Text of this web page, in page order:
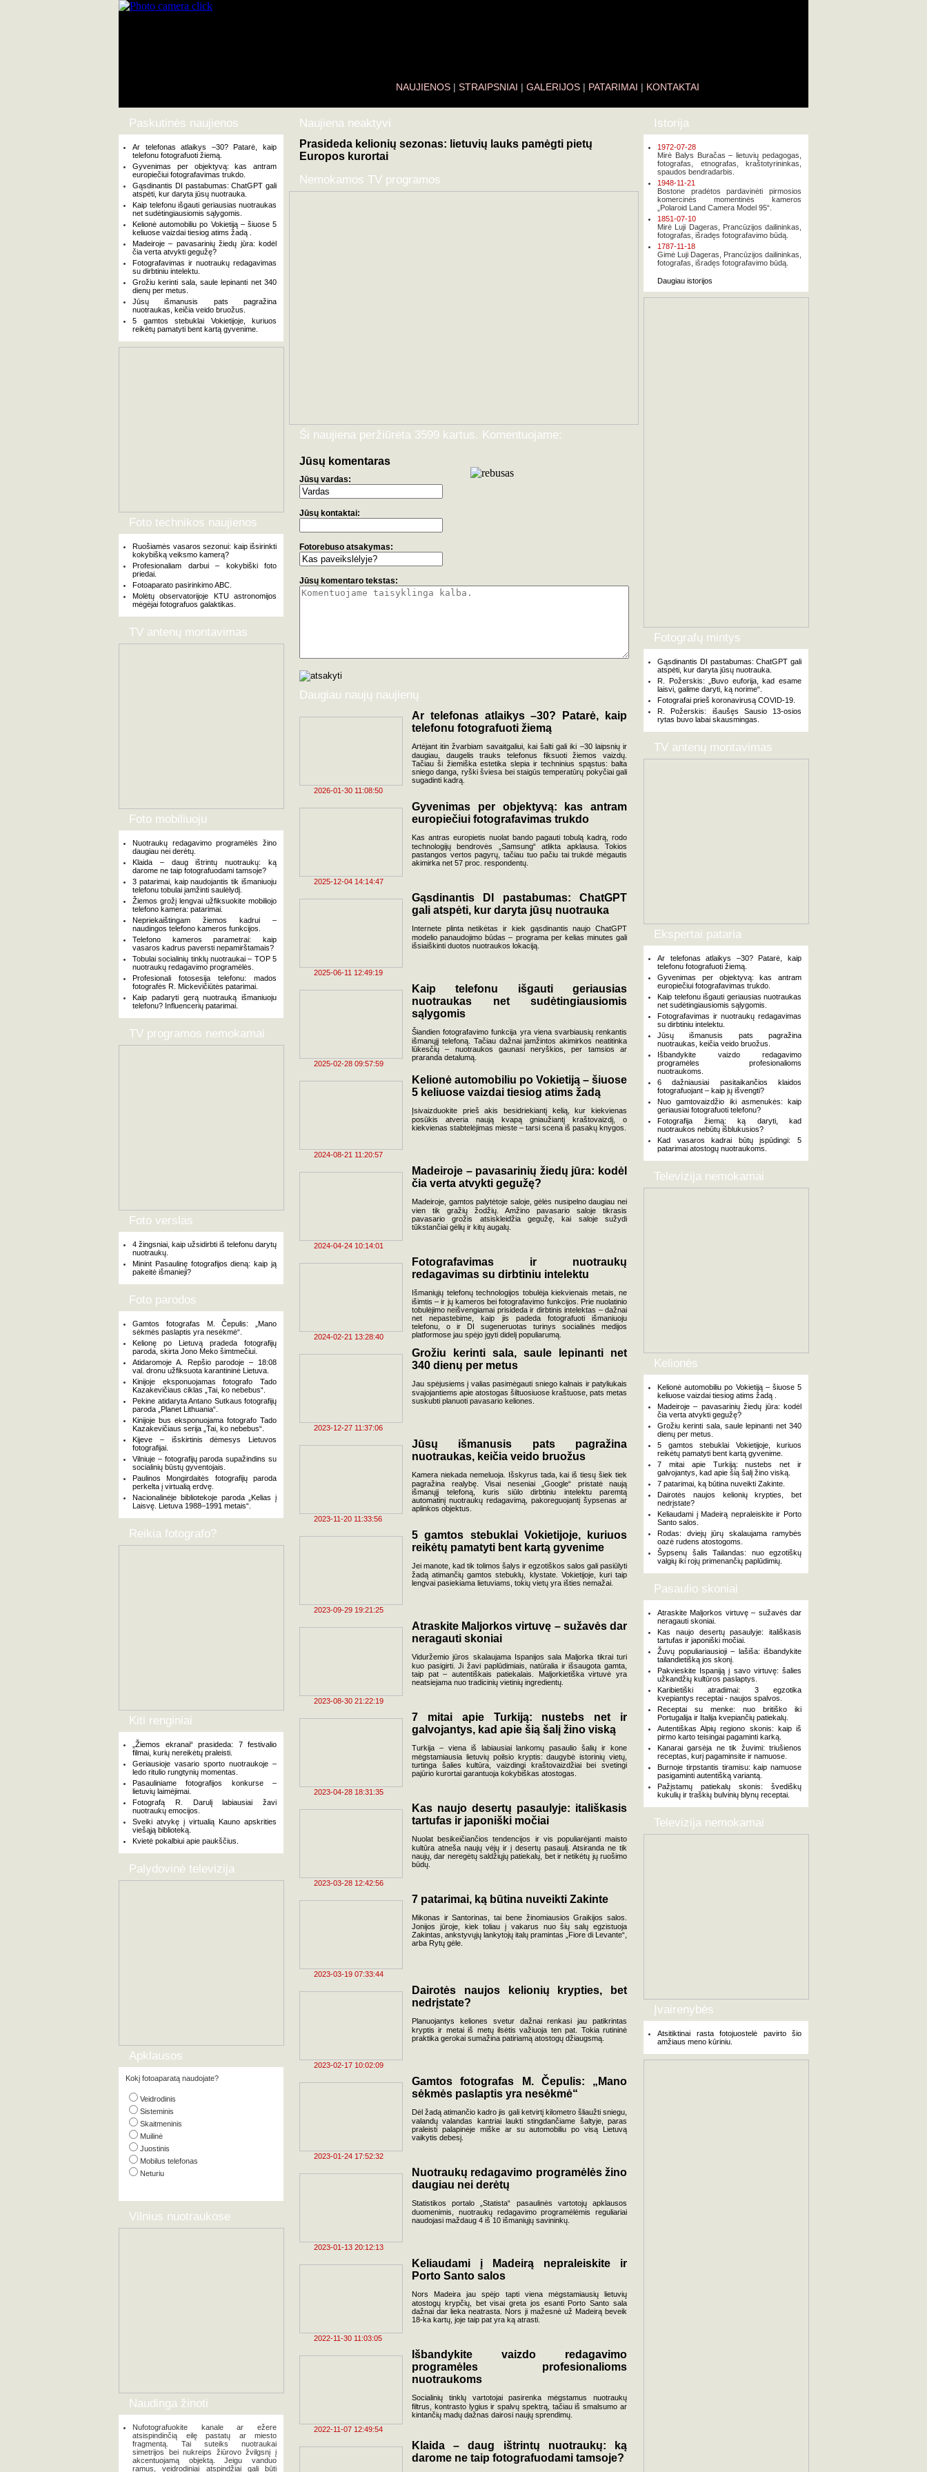
NAUJIENOS| STRAIPSNIAI | GALERIJOS| PATARIMAI | KONTAKTAI
Paskutinės naujienos
Ar telefonas atlaikys –30? Patarė, kaip
telefonu fotografuoti žiemą.
Gyvenimas per objektyvą: kas antram
europiečiui fotografavimas trukdo.
Gąsdinantis DI pastabumas: ChatGPT gali
atspėti, kur daryta jūsų nuotrauka.
Kaip telefonu išgauti geriausias nuotraukas
net sudėtingiausiomis sąlygomis.
Kelionė automobiliu po Vokietiją – šiuose 5
keliuose vaizdai tiesiog atims žadą .
Madeiroje – pavasarinių žiedų jūra: kodėl
čia verta atvykti gegužę?
Fotografavimas ir nuotraukų redagavimas
su dirbtiniu intelektu.
Grožiu kerinti sala, saule lepinanti net 340
dienų per metus.
Jūsų išmanusis pats pagražina
nuotraukas, keičia veido bruožus.
5 gamtos stebuklai Vokietijoje, kuriuos
reikėtų pamatyti bent kartą gyvenime.
Foto technikos naujienos
Ruošiamės vasaros sezonui: kaip išsirinkti
kokybišką veiksmo kamerą?
Profesionaliam darbui – kokybiški foto
priedai.
Fotoaparato pasirinkimo ABC.
Molėtų observatorijoje KTU astronomijos
mėgėjai fotografuos galaktikas.
TV antenų montavimas
Foto mobiliuoju
Nuotraukų redagavimo programėlės žino
daugiau nei derėtų.
Klaida – daug ištrintų nuotraukų: ką
darome ne taip fotografuodami tamsoje?
3 patarimai, kaip naudojantis tik išmaniuoju
telefonu tobulai įamžinti saulėlydį.
Žiemos grožį lengvai užfiksuokite mobiliojo
telefono kamera: patarimai.
Nepriekaištingam žiemos kadrui –
naudingos telefono kameros funkcijos.
Telefono kameros parametrai: kaip
vasaros kadrus paversti nepamirštamais?
Tobulai socialinių tinklų nuotraukai – TOP 5
nuotraukų redagavimo programėlės.
Profesionali fotosesija telefonu: mados
fotografės R. Mickevičiūtės patarimai.
Kaip padaryti gerą nuotrauką išmaniuoju
telefonu? Influencerių patarimai.
TV programos nemokamai
Foto verslas
4 žingsniai, kaip užsidirbti iš telefonu darytų
nuotraukų.
Minint Pasaulinę fotografijos dieną: kaip ją
pakeitė išmanieji?
Foto parodos
Gamtos fotografas M. Čepulis: „Mano
sėkmės paslaptis yra nesėkmė“.
Kelionę po Lietuvą pradeda fotografijų
paroda, skirta Jono Meko šimtmečiui.
Atidaromoje A. Repšio parodoje – 18:08
val. dronu užfiksuota karantininė Lietuva.
Kinijoje eksponuojamas fotografo Tado
Kazakevičiaus ciklas „Tai, ko nebebus“.
Pekine atidaryta Antano Sutkaus fotografijų
paroda „Planet Lithuania“.
Kinijoje bus eksponuojama fotografo Tado
Kazakevičiaus serija „Tai, ko nebebus“.
Kijeve – išskirtinis dėmesys Lietuvos
fotografijai.
Vilniuje – fotografijų paroda supažindins su
socialinių būstų gyventojais.
Paulinos Mongirdaitės fotografijų paroda
perkelta į virtualią erdvę.
Nacionalinėje bibliotekoje paroda „Kelias į
Laisvę. Lietuva 1988–1991 metais“.
Reikia fotografo?
Kiti renginiai
„Žiemos ekranai“ prasideda: 7 festivalio
filmai, kurių nereikėtų praleisti.
Geriausioje vasario sporto nuotraukoje –
ledo ritulio rungtynių momentas.
Pasauliniame fotografijos konkurse –
lietuvių laimėjimai.
Fotografą R. Darulį labiausiai žavi
nuotraukų emocijos.
Sveiki atvykę į virtualią Kauno apskrities
viešąją biblioteką.
Kvietė pokalbiui apie paukščius.
Palydovinė televizija
Apklausos
Kokį fotoaparatą naudojate?
Veidrodinis
Sisteminis
Skaitmeninis
Muilinė
Juostinis
Mobilus telefonas
Neturiu
Vilnius nuotraukose
Naudinga žinoti
Nufotografuokite kanale ar ežere
atsispindinčią eilę pastatų ar miesto
fragmentą. Tai suteiks nuotraukai
simetrijos bei nukreips žiūrovo žvilgsnį į
akcentuojamą objektą. Jeigu vanduo
ramus, veidrodiniai atspindžiai gali būti
Naujiena neaktyvi
Prasideda kelionių sezonas: lietuvių lauks pamėgti pietų
Europos kurortai
Nemokamos TV programos
Ši naujiena peržiūrėta 3599 kartus. Komentuojame:
Jūsų komentaras
Jūsų vardas:
Jūsų kontaktai:
Fotorebuso atsakymas:
Jūsų komentaro tekstas:
Daugiau naujų naujienų
2026-01-30 11:08:50
Ar telefonas atlaikys –30? Patarė, kaip
telefonu fotografuoti žiemą
Artėjant itin žvarbiam savaitgaliui, kai šalti gali iki –30 laipsnių ir
daugiau, daugelis trauks telefonus fiksuoti žiemos vaizdų.
Tačiau ši žiemiška estetika slepia ir techninius spąstus: balta
sniego danga, ryški šviesa bei staigūs temperatūrų pokyčiai gali
sugadinti kadrą.
2025-12-04 14:14:47
Gyvenimas per objektyvą: kas antram
europiečiui fotografavimas trukdo
Kas antras europietis nuolat bando pagauti tobulą kadrą, rodo
technologijų bendrovės „Samsung“ atlikta apklausa. Tokios
pastangos vertos pagyrų, tačiau tuo pačiu tai trukdė mėgautis
akimirka net 57 proc. respondentų.
2025-06-11 12:49:19
Gąsdinantis DI pastabumas: ChatGPT
gali atspėti, kur daryta jūsų nuotrauka
Internete plinta netikėtas ir kiek gąsdinantis naujo ChatGPT
modelio panaudojimo būdas – programa per kelias minutes gali
išsiaiškinti duotos nuotraukos lokaciją.
2025-02-28 09:57:59
Kaip telefonu išgauti geriausias
nuotraukas net sudėtingiausiomis
sąlygomis
Šiandien fotografavimo funkcija yra viena svarbiausių renkantis
išmanųjį telefoną. Tačiau dažnai įamžintos akimirkos neatitinka
lūkesčių – nuotraukos gaunasi neryškios, per tamsios ar
praranda detalumą.
2024-08-21 11:20:57
Kelionė automobiliu po Vokietiją – šiuose
5 keliuose vaizdai tiesiog atims žadą
Įsivaizduokite prieš akis besidriekiantį kelią, kur kiekvienas
posūkis atveria naują kvapą gniaužiantį kraštovaizdį, o
kiekvienas stabtelėjimas mieste – tarsi scena iš pasakų knygos.
2024-04-24 10:14:01
Madeiroje – pavasarinių žiedų jūra: kodėl
čia verta atvykti gegužę?
Madeiroje, gamtos palytėtoje saloje, gėlės nusipelno daugiau nei
vien tik gražių žodžių. Amžino pavasario saloje tikrasis
pavasario grožis atsiskleidžia gegužę, kai saloje sužydi
tūkstančiai gėlių ir kitų augalų.
2024-02-21 13:28:40
Fotografavimas ir nuotraukų
redagavimas su dirbtiniu intelektu
Išmaniųjų telefonų technologijos tobulėja kiekvienais metais, ne
išimtis – ir jų kameros bei fotografavimo funkcijos. Prie nuolatinio
tobulėjimo neišvengiamai prisideda ir dirbtinis intelektas – dažnai
net nepastebime, kaip jis padeda fotografuoti išmaniuoju
telefonu, o ir DI sugeneruotas turinys socialinės medijos
platformose jau spėjo įgyti didelį populiarumą.
2023-12-27 11:37:06
Grožiu kerinti sala, saule lepinanti net
340 dienų per metus
Jau spėjusiems į valias pasimėgauti sniego kalnais ir patyliukais
svajojantiems apie atostogas šiltuosiuose kraštuose, pats metas
suskubti planuoti pavasario keliones.
2023-11-20 11:33:56
Jūsų išmanusis pats pagražina
nuotraukas, keičia veido bruožus
Kamera niekada nemeluoja. Išskyrus tada, kai iš tiesų šiek tiek
pagražina realybę. Visai neseniai „Google“ pristatė naują
išmanųjį telefoną, kuris siūlo dirbtiniu intelektu paremtą
automatinį nuotraukų redagavimą, pakoreguojantį šypsenas ar
aplinkos objektus.
2023-09-29 19:21:25
5 gamtos stebuklai Vokietijoje, kuriuos
reikėtų pamatyti bent kartą gyvenime
Jei manote, kad tik tolimos šalys ir egzotiškos salos gali pasiūlyti
žadą atimančių gamtos stebuklų, klystate. Vokietijoje, kuri taip
lengvai pasiekiama lietuviams, tokių vietų yra išties nemažai.
2023-08-30 21:22:19
Atraskite Maljorkos virtuvę – sužavės dar
neragauti skoniai
Viduržemio jūros skalaujama Ispanijos sala Maljorka tikrai turi
kuo pasigirti. Ji žavi paplūdimiais, natūralia ir išsaugota gamta,
taip pat – autentiškais patiekalais. Maljorkietiška virtuvė yra
neatsiejama nuo tradicinių vietinių ingredientų.
2023-04-28 18:31:35
7 mitai apie Turkiją: nustebs net ir
galvojantys, kad apie šią šalį žino viską
Turkija – viena iš labiausiai lankomų pasaulio šalių ir kone
mėgstamiausia lietuvių poilsio kryptis: daugybė istorinių vietų,
turtinga šalies kultūra, vaizdingi kraštovaizdžiai bei svetingi
pajūrio kurortai garantuoja kokybiškas atostogas.
2023-03-28 12:42:56
Kas naujo desertų pasaulyje: itališkasis
tartufas ir japoniški močiai
Nuolat besikeičiančios tendencijos ir vis populiarėjanti maisto
kultūra atneša naujų vėjų ir į desertų pasaulį. Atsiranda ne tik
naujų, dar neregėtų saldžiųjų patiekalų, bet ir netikėtų jų ruošimo
būdų.
2023-03-19 07:33:44
7 patarimai, ką būtina nuveikti Zakinte
Mikonas ir Santorinas, tai bene žinomiausios Graikijos salos.
Jonijos jūroje, kiek toliau į vakarus nuo šių salų egzistuoja
Zakintas, ankstyvųjų lankytojų italų pramintas „Fiore di Levante“,
arba Rytų gėle.
2023-02-17 10:02:09
Dairotės naujos kelionių krypties, bet
nedrįstate?
Planuojantys keliones svetur dažnai renkasi jau patikrintas
kryptis ir metai iš metų ilsėtis važiuoja ten pat. Tokia rutininė
praktika gerokai sumažina patiriamą atostogų džiaugsmą.
2023-01-24 17:52:32
Gamtos fotografas M. Čepulis: „Mano
sėkmės paslaptis yra nesėkmė“
Dėl žadą atimančio kadro jis gali ketvirtį kilometro šliaužti sniegu,
valandų valandas kantriai laukti stingdančiame šaltyje, paras
praleisti palapinėje miške ar su automobiliu po visą Lietuvą
vaikytis debesį.
2023-01-13 20:12:13
Nuotraukų redagavimo programėlės žino
daugiau nei derėtų
Statistikos portalo „Statista“ pasaulinės vartotojų apklausos
duomenimis, nuotraukų redagavimo programėlėmis reguliariai
naudojasi maždaug 4 iš 10 išmaniųjų savininkų.
2022-11-30 11:03:05
Keliaudami į Madeirą nepraleiskite ir
Porto Santo salos
Nors Madeira jau spėjo tapti viena mėgstamiausių lietuvių
atostogų krypčių, bet visai greta jos esanti Porto Santo sala
dažnai dar lieka neatrasta. Nors ji mažesnė už Madeirą beveik
18-ka kartų, joje taip pat yra ką atrasti.
2022-11-07 12:49:54
Išbandykite vaizdo redagavimo
programėles profesionalioms
nuotraukoms
Socialinių tinklų vartotojai pasirenka mėgstamus nuotraukų
filtrus, kontrasto lygius ir spalvų spektrą, tačiau iš smalsumo ar
kintančių madų dažnas dairosi naujų sprendimų.
Klaida – daug ištrintų nuotraukų: ką
darome ne taip fotografuodami tamsoje?
Istorija
1972-07-28
Mirė Balys Buračas – lietuvių pedagogas,
fotografas, etnografas, kraštotyrininkas,
spaudos bendradarbis.
1948-11-21
Bostone pradėtos pardavinėti pirmosios
komercinės momentinės kameros
„Polaroid Land Camera Model 95“.
1851-07-10
Mirė Luji Dageras, Prancūzijos dailininkas,
fotografas, išradęs fotografavimo būdą.
1787-11-18
Gimė Luji Dageras, Prancūzijos dailininkas,
fotografas, išradęs fotografavimo būdą.
Daugiau istorijos
Fotografų mintys
Gąsdinantis DI pastabumas: ChatGPT gali
atspėti, kur daryta jūsų nuotrauka.
R. Požerskis: „Buvo euforija, kad esame
laisvi, galime daryti, ką norime“.
Fotografai prieš koronavirusą COVID-19.
R. Požerskis: išaušęs Sausio 13-osios
rytas buvo labai skausmingas.
TV antenų montavimas
Ekspertai pataria
Ar telefonas atlaikys –30? Patarė, kaip
telefonu fotografuoti žiemą.
Gyvenimas per objektyvą: kas antram
europiečiui fotografavimas trukdo.
Kaip telefonu išgauti geriausias nuotraukas
net sudėtingiausiomis sąlygomis.
Fotografavimas ir nuotraukų redagavimas
su dirbtiniu intelektu.
Jūsų išmanusis pats pagražina
nuotraukas, keičia veido bruožus.
Išbandykite vaizdo redagavimo
programėles profesionalioms
nuotraukoms.
6 dažniausiai pasitaikančios klaidos
fotografuojant – kaip jų išvengti?
Nuo gamtovaizdžio iki asmenukės: kaip
geriausiai fotografuoti telefonu?
Fotografija žiemą: ką daryti, kad
nuotraukos nebūtų išblukusios?
Kad vasaros kadrai būtų įspūdingi: 5
patarimai atostogų nuotraukoms.
Televizija nemokamai
Kelionės
Kelionė automobiliu po Vokietiją – šiuose 5
keliuose vaizdai tiesiog atims žadą .
Madeiroje – pavasarinių žiedų jūra: kodėl
čia verta atvykti gegužę?
Grožiu kerinti sala, saule lepinanti net 340
dienų per metus.
5 gamtos stebuklai Vokietijoje, kuriuos
reikėtų pamatyti bent kartą gyvenime.
7 mitai apie Turkiją: nustebs net ir
galvojantys, kad apie šią šalį žino viską.
7 patarimai, ką būtina nuveikti Zakinte.
Dairotės naujos kelionių krypties, bet
nedrįstate?
Keliaudami į Madeirą nepraleiskite ir Porto
Santo salos.
Rodas: dviejų jūrų skalaujama ramybės
oazė rudens atostogoms.
Šypsenų šalis Tailandas: nuo egzotiškų
valgių iki rojų primenančių paplūdimių.
Pasaulio skoniai
Atraskite Maljorkos virtuvę – sužavės dar
neragauti skoniai.
Kas naujo desertų pasaulyje: itališkasis
tartufas ir japoniški močiai.
Žuvų populiariausioji – lašiša: išbandykite
tailandietišką jos skonį.
Pakvieskite Ispaniją į savo virtuvę: šalies
užkandžių kultūros paslaptys.
Karibietiški atradimai: 3 egzotika
kvepiantys receptai - naujos spalvos.
Receptai su menke: nuo britiško iki
Portugalija ir Italija kvepiančių patiekalų.
Autentiškas Alpių regiono skonis: kaip iš
pirmo karto teisingai pagaminti karką.
Kanarai garsėja ne tik žuvimi: triušienos
receptas, kurį pagaminsite ir namuose.
Burnoje tirpstantis tiramisu: kaip namuose
pasigaminti autentišką variantą.
Pažįstamų patiekalų skonis: švediškų
kukulių ir traškių bulvinių blynų receptai.
Televizija nemokamai
Įvairenybės
Atsitiktinai rasta fotojuostelė pavirto šio
amžiaus meno kūriniu.